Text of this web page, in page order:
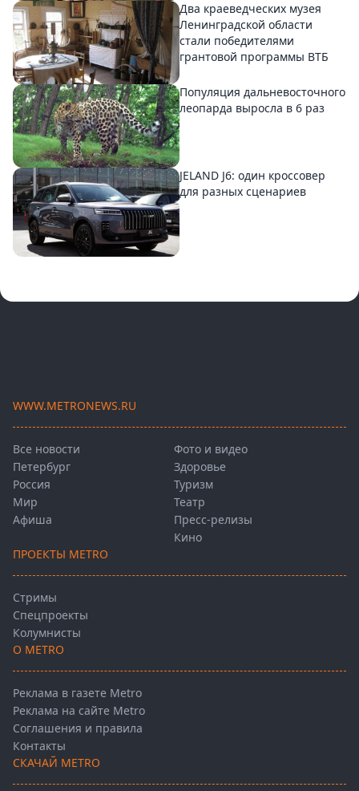
Два краеведческих музея
Ленинградской области
стали победителями
грантовой программы ВТБ
Популяция дальневосточного
леопарда выросла в 6 раз
JELAND J6: один кроссовер
для разных сценариев
WWW.METRONEWS.RU
Все новости
Петербург
Россия
Мир
Афиша
Фото и видео
Здоровье
Туризм
Театр
Пресс-релизы
Кино
ПРОЕКТЫ METRO
Стримы
Спецпроекты
Колумнисты
О METRO
Реклама в газете Metro
Реклама на сайте Metro
Соглашения и правила
Контакты
СКАЧАЙ METRO